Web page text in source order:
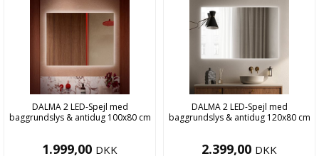
DALMA 2 LED-Spejl med
baggrundslys & antidug 100x80 cm
1.999,00 DKK
DALMA 2 LED-Spejl med
baggrundslys & antidug 120x80 cm
2.399,00 DKK